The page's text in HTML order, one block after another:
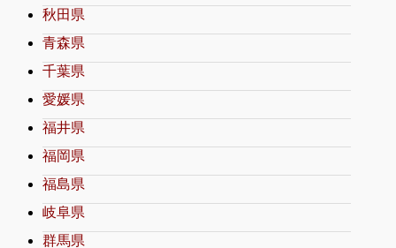
秋田県
青森県
千葉県
愛媛県
福井県
福岡県
福島県
岐阜県
群馬県